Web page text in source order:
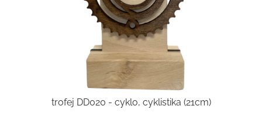
trofej DD020 - cyklo, cyklistika (21cm)